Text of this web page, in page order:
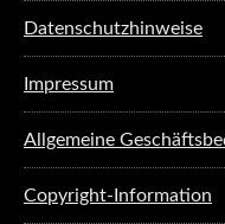
Datenschutzhinweise
Impressum
Allgemeine
Copyright-Information